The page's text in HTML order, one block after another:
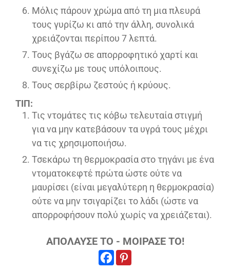
Μόλις πάρουν χρώμα από τη μια πλευρά
τους γυρίζω κι από την άλλη, συνολικά
χρειάζονται περίπου 7 λεπτά.
Τους βγάζω σε απορροφητικό χαρτί και
συνεχίζω με τους υπόλοιπους.
Τους σερβίρω ζεστούς ή κρύους.
ΤΙΠ:
Τις ντομάτες τις κόβω τελευταία στιγμή
για να μην κατεβάσουν τα υγρά τους μέχρι
να τις χρησιμοποιήσω.
Τσεκάρω τη θερμοκρασία στο τηγάνι με ένα
ντοματοκεφτέ πρώτα ώστε ούτε να
μαυρίσει (είναι μεγαλύτερη η θερμοκρασία)
ούτε να μην τσιγαρίζει το λάδι (ώστε να
απορροφήσουν πολύ χωρίς να χρειάζεται).
ΑΠΟΛΑΥΣΕ ΤΟ - ΜΟΙΡΑΣΕ ΤΟ!